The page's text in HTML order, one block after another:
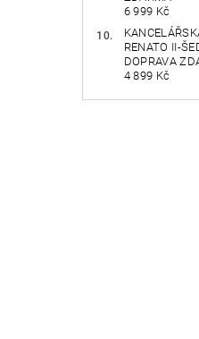
6 999 Kč
RENATO II-
DOPRAVA
4 899 Kč